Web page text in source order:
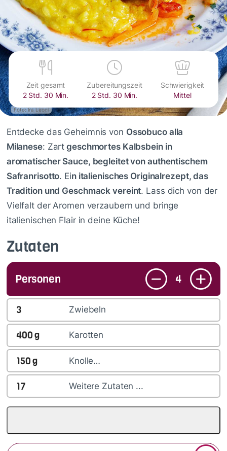
Foto: Ira Leoni
Zeit gesamt
2 Std. 30 Min.
Zubereitungszeit
2 Std. 30 Min.
Schwierigkeit
Mittel
Entdecke das Geheimnis von Ossobuco alla
Milanese: Zart geschmortes Kalbsbein in
aromatischer Sauce, begleitet von authentischem
Safranrisotto. Ein italienisches Originalrezept, das
Tradition und Geschmack vereint. Lass dich von der
Vielfalt der Aromen verzaubern und bringe
italienischen Flair in deine Küche!
Zutaten
Personen 4
3 Zwiebeln
400g Karotten
150g Knolle…
17 Weitere Zutaten ...